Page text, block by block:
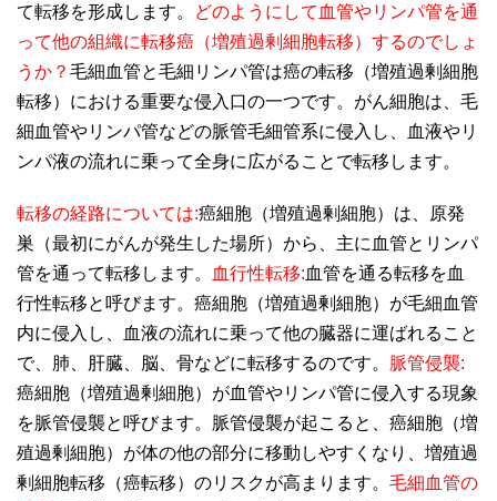
て転移を形成します。
どのようにして血管やリンパ管を通
って他の組織に転移癌（増殖過剰細胞転移）するのでしょ
うか？ 毛細血管と毛細リンパ管は癌の転移（増殖過剰細胞
転移）における重要な侵入口の一つです。がん細胞は、毛
細血管やリンパ管などの脈管毛細管系に侵入し、血液やリ
ンパ液の流れに乗って全身に広がることで転移します。
転移の経路については:癌細胞（増殖過剰細胞）は、原発
巣（最初にがんが発生した場所）から、主に血管とリンパ
管を通って転移します。
血行性転移:血管を通る転移を血
行性転移と呼びます。癌細胞（増殖過剰細胞）が毛細血管
内に侵入し、血液の流れに乗って他の臓器に運ばれること
で、肺、肝臓、脳、骨などに転移するのです。 脈管侵襲:
癌細胞（増殖過剰細胞）が血管やリンパ管に侵入する現象
を脈管侵襲と呼びます。脈管侵襲が起こると、癌細胞（増
殖過剰細胞）が体の他の部分に移動しやすくなり、増殖過
剰細胞転移（癌転移）のリスクが高まります。 毛細血管の